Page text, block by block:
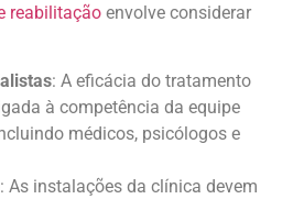
reabilitação envolve considerar
: A eficácia do tratamento
à competência da equipe
médicos, psicólogos e
: As instalações da clínica devem